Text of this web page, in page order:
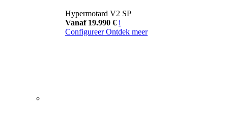
Hypermotard V2 SP
Vanaf 19.990 € i
Configureer Ontdek meer